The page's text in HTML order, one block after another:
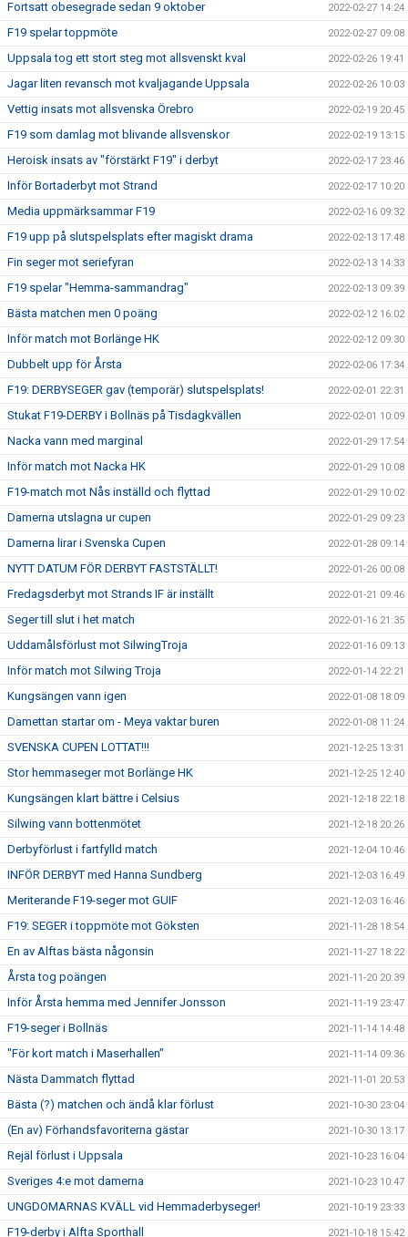
Fortsatt obesegrade sedan 9 oktober 2022-02-27 14:24
F19 spelar toppmöte 2022-02-27 09:08
Uppsala tog ett stort steg mot allsvenskt kval 2022-02-26 19:41
Jagar liten revansch mot kvaljagande Uppsala 2022-02-26 10:03
Vettig insats mot allsvenska Örebro 2022-02-19 20:45
F19 som damlag mot blivande allsvenskor 2022-02-19 13:15
Heroisk insats av "förstärkt F19" i derbyt 2022-02-17 23:46
Inför Bortaderbyt mot Strand 2022-02-17 10:20
Media uppmärksammar F19 2022-02-16 09:32
F19 upp på slutspelsplats efter magiskt drama 2022-02-13 17:48
Fin seger mot seriefyran 2022-02-13 14:33
F19 spelar "Hemma-sammandrag" 2022-02-13 09:39
Bästa matchen men 0 poäng 2022-02-12 16:02
Inför match mot Borlänge HK 2022-02-12 09:30
Dubbelt upp för Årsta 2022-02-06 17:34
F19: DERBYSEGER gav (temporär) slutspelsplats! 2022-02-01 22:31
Stukat F19-DERBY i Bollnäs på Tisdagkvällen 2022-02-01 10:09
Nacka vann med marginal 2022-01-29 17:54
Inför match mot Nacka HK 2022-01-29 10:08
F19-match mot Nås inställd och flyttad 2022-01-29 10:02
Damerna utslagna ur cupen 2022-01-29 09:23
Damerna lirar i Svenska Cupen 2022-01-28 09:14
NYTT DATUM FÖR DERBYT FASTSTÄLLT! 2022-01-26 00:08
Fredagsderbyt mot Strands IF är inställt 2022-01-21 09:46
Seger till slut i het match 2022-01-16 21:35
Uddamålsförlust mot SilwingTroja 2022-01-16 09:13
Inför match mot Silwing Troja 2022-01-14 22:21
Kungsängen vann igen 2022-01-08 18:09
Damettan startar om - Meya vaktar buren 2022-01-08 11:24
SVENSKA CUPEN LOTTAT!!! 2021-12-25 13:31
Stor hemmaseger mot Borlänge HK 2021-12-25 12:40
Kungsängen klart bättre i Celsius 2021-12-18 22:18
Silwing vann bottenmötet 2021-12-18 20:26
Derbyförlust i fartfylld match 2021-12-04 10:46
INFÖR DERBYT med Hanna Sundberg 2021-12-03 16:49
Meriterande F19-seger mot GUIF 2021-12-03 16:46
F19: SEGER i toppmöte mot Göksten 2021-11-28 18:54
En av Alftas bästa någonsin 2021-11-27 18:22
Årsta tog poängen 2021-11-20 20:39
Inför Årsta hemma med Jennifer Jonsson 2021-11-19 23:47
F19-seger i Bollnäs 2021-11-14 14:48
"För kort match i Maserhallen" 2021-11-14 09:36
Nästa Dammatch flyttad 2021-11-01 20:53
Bästa (?) matchen och ändå klar förlust 2021-10-30 23:04
(En av) Förhandsfavoriterna gästar 2021-10-30 13:17
Rejäl förlust i Uppsala 2021-10-23 16:04
Sveriges 4:e mot damerna 2021-10-23 10:47
UNGDOMARNAS KVÄLL vid Hemmaderbyseger! 2021-10-19 23:33
F19-derby i Alfta Sporthall 2021-10-18 15:42